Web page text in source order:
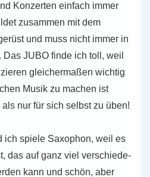
Kon­zer­ten ein­fach immer
zusam­men mit dem
und muss nicht immer in
JUBO finde ich toll, weil
glei­cher­ma­ßen wich­tig
Musik zu machen ist
nur für sich selbst zu üben!
ich spiele Saxo­phon, weil es
das auf ganz viel ver­schie­de­
kann und schön, aber